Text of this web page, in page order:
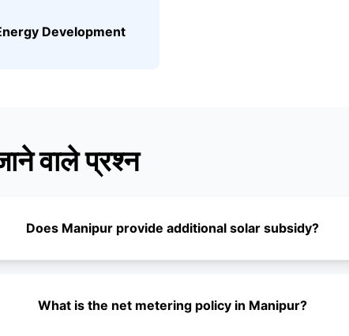
Development
वाले प्रश्न
Does Manipur provide additional solar subsidy?
What is the net metering policy in Manipur?